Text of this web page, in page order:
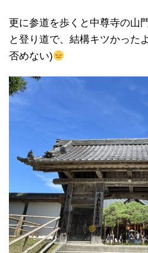
更に参道を歩くと中尊寺の山
と登り道で、結構キツかった
否めない)